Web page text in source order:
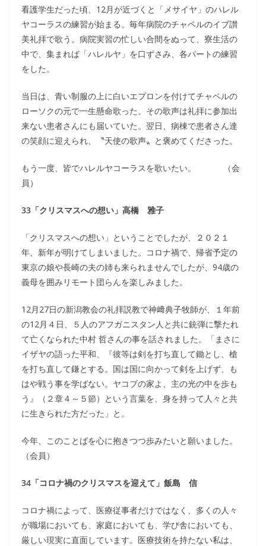
看護学生だった頃、12月が近づくと「メサイヤ」のハレル
ヤコーラスの練習が始まる。毎年病院のチャペルのイブ讃
美礼拝で歌う。病院実習の忙しい合間をぬって、寮生活の
中で、集まれば「ハレルヤ」を口ずさみ、各パートの練習
をした。
当日は、青い制服の上に白いエプロンを付けてチャペルの
ローソクの元で一生懸命歌った。その歌声は礼拝に参加出
来ない患者さんにも届いていた。翌日、病棟で患者さん達
の笑顔に迎えられ、〝天使の歌声〟と褒めてくださった。
もう一度、皆でハレルヤコーラスを歌いたい。 （会
員）
33「クリスマスへの想い」高橋 雅子
「クリスマスへの想い」ということでしたが、２０２１
年、新年が明けてしまいました。コロナ禍で、帰省予定の
東京の娘や長崎の夫の姉も来られませんでしたが、94歳の
義母を囲みリモート団らんを楽しみました。
12月27日の新潟教会の礼拝説教で神﨑典子牧師が、１年前
の12月４日、５人のアフガニスタン人と共に銃弾に撃たれ
て亡くなられた中村 哲さんの事を話されました。「まさに
イザヤの語った平和、『彼等は剣を打ち直して鋤とし、槍
を打ち直して鎌とする。国は国に向かって剣を上げず、も
はや戦う事を学ばない。ヤコブの家よ、主の光の中を歩も
う』（２章４～５節）という言葉を、身を持って人々と共
に生きられた方だった」と。
今年、このことばを心に抱きつつ歩みたいと願いました。
（会員）
34「コロナ禍のクリスマスを迎えて」飯島 信
コロナ禍によって、医療従事者だけではなく、多くの人々
が職場においても、家庭においても、学び舎においても、
厳しい現実に直面しています。医療技術を持たない私は、